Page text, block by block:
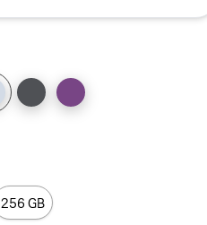
256 GB